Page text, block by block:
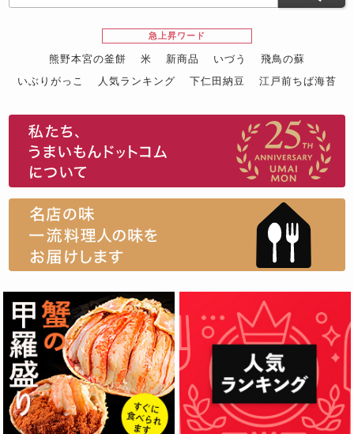
急上昇ワード
熊野本宮の釜餅 米 新商品 いづう
飛鳥の蘇
いぶりがっこ
人気ランキング 下仁田納豆
江戸前ちば海苔